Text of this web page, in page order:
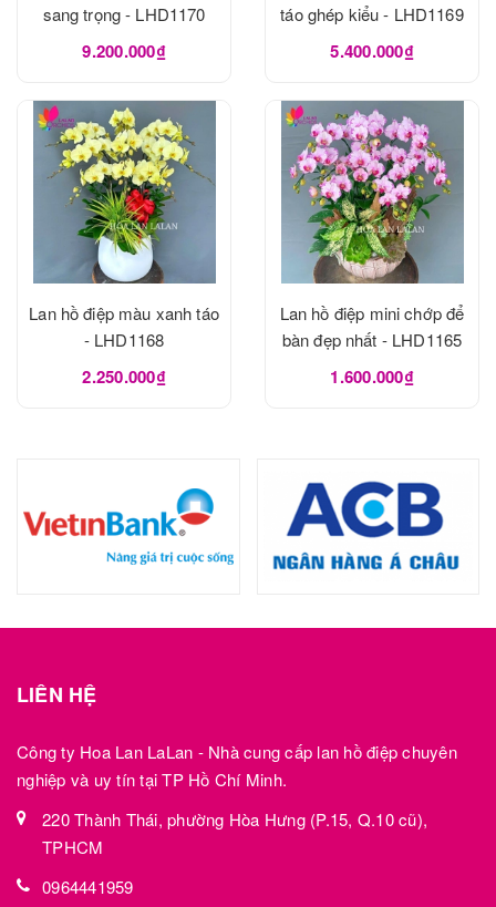
sang trọng - LHD1170
9.200.000₫
táo ghép kiểu - LHD1169
5.400.000₫
Lan hồ điệp màu xanh táo
- LHD1168
2.250.000₫
Lan hồ điệp mini chớp để
bàn đẹp nhất - LHD1165
1.600.000₫
LIÊN HỆ
Công ty Hoa Lan LaLan - Nhà cung cấp lan hồ điệp chuyên
nghiệp và uy tín tại TP Hồ Chí Minh.
220 Thành Thái, phường Hòa Hưng (P.15, Q.10 cũ),
TPHCM
0964441959